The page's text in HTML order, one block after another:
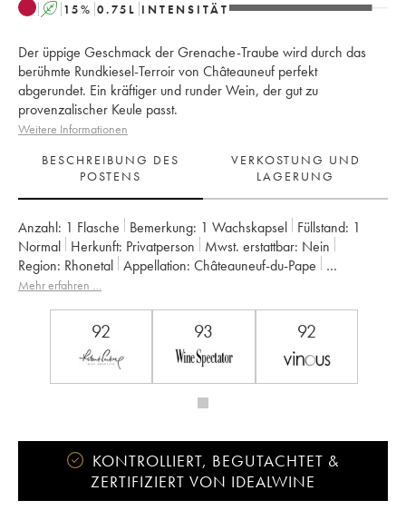
A 15% 0.75 L INTENSITÄT
Der üppige Geschmack der Grenache-Traube wird durch das
berühmte Rundkiesel-Terroir von Châteauneuf perfekt
abgerundet. Ein kräftiger und runder Wein, der gut zu
provenzalischer Keule passt.
Weitere Informationen
BESCHREIBUNG DES
POSTENS
VERKOSTUNG UND
LAGERUNG
Anzahl: 1 Flasche Bemerkung: 1 Wachskapsel Füllstand: 1
Normal
Herkunft: privatperson Mwst. erstattbar:
nein
Region:
Rhonetal Appellation:
Châteauneuf-du-Pape
Eigentümer:
Chapoutier
Mehr erfahren …
92 93 92
KONTROLLIERT, BEGUTACHTET &
ZERTIFIZIERT VON IDEALWINE